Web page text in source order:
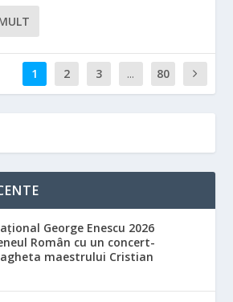
1 2 3 ... 80
George Enescu 2026
Român cu un concert-
maestrului Cristian